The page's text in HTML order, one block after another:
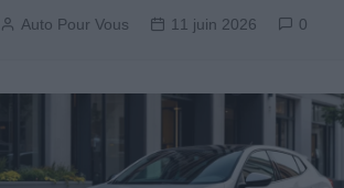
Auto Pour Vous 11 juin 2026 0